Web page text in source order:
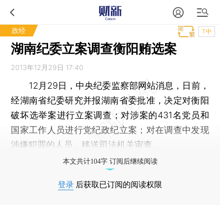
政经 T中
湖南纪委立案调查衡阳贿选案
2013年12月29日 17:40
12月29日，中央纪委监察部网站消息，日前，
经湖南省纪委研究并报湖南省委批准，决定对衡阳
破坏选举案进行立案调查；对涉案的431名党员和
国家工作人员进行党纪政纪立案；对在调查中发现
涉嫌犯罪的人员，移送司法机关审查。
本文共计104字 订阅后继续阅读
登录 后获取已订阅的阅读权限